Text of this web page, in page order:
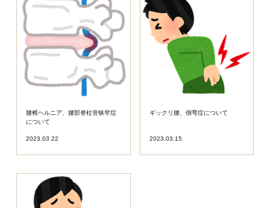
腰椎ヘルニア、腰部脊柱管狭窄症
について
2023.03.22
ギックリ腰、側弯症について
2023.03.15